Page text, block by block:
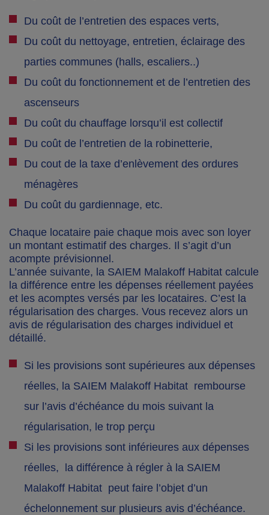
Du coût de l’entretien des espaces verts,
Du coût du nettoyage, entretien, éclairage des
parties communes (halls, escaliers..)
Du coût du fonctionnement et de l’entretien des
ascenseurs
Du coût du chauffage lorsqu’il est collectif
Du coût de l’entretien de la robinetterie,
Du cout de la taxe d’enlèvement des ordures
ménagères
Du coût du gardiennage, etc.
Chaque locataire paie chaque mois avec son loyer
un montant estimatif des charges. Il s’agit d’un
acompte prévisionnel.
L’année suivante, la SAIEM Malakoff Habitat calcule
la différence entre les dépenses réellement payées
et les acomptes versés par les locataires. C’est la
régularisation des charges. Vous recevez alors un
avis de régularisation des charges individuel et
détaillé.
Si les provisions sont supérieures aux dépenses
réelles, la SAIEM Malakoff Habitat rembourse
sur l’avis d’échéance du mois suivant la
régularisation, le trop perçu
Si les provisions sont inférieures aux dépenses
réelles, la différence à régler à la SAIEM
Malakoff Habitat peut faire l’objet d’un
échelonnement sur plusieurs avis d’échéance.